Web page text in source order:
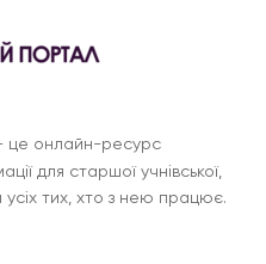
це онлайн-ресурс
для старшої учнівської,
усіх тих, хто з нею працює.